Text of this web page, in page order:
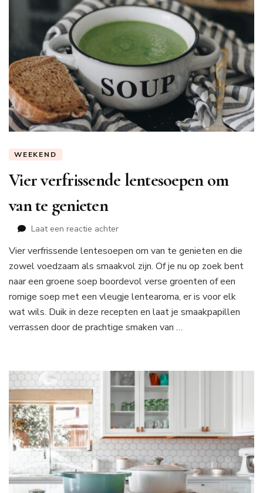
WEEKEND
Vier verfrissende lentesoepen om
van te genieten
Laat een reactie achterop
verfrissende
lentesoepen
om
te
genieten
Vier verfrissende lentesoepen om van te genieten en die
zowel voedzaam als smaakvol zijn. Of je nu op zoek bent
naar een groene soep boordevol verse groenten of een
romige soep met een vleugje lentearoma, er is voor elk
wat wils. Duik in deze recepten en laat je smaakpapillen
verrassen door de prachtige smaken van …